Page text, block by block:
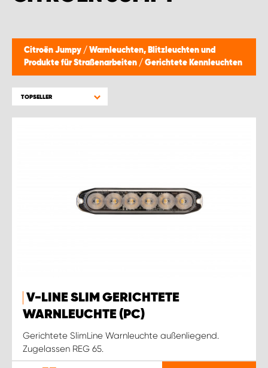
Citroën Jumpy / Warnleuchten, Blitzleuchten und
Produkte für Straßenarbeiten / Gerichtete Kennleuchten
TOPSELLER
V-LINE SLIM GERICHTETE
WARNLEUCHTE (PC)
Gerichtete SlimLine Warnleuchte außenliegend.
Zugelassen REG 65.